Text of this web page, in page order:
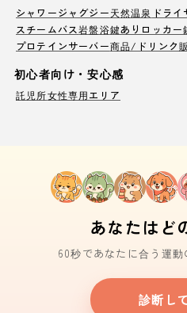
シャワージャグジー天然温泉 ドライ
スチームバス岩盤浴鍵ありロッカー
プロテインサーバー商品/ドリンク
初心者向け・安心感
託児所女性専用エリア
あなたはど
60秒であなたに合う運
診断し